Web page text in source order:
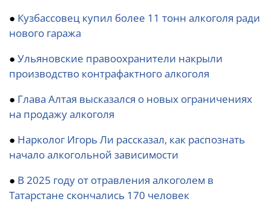
● Кузбассовец купил более 11 тонн алкоголя ради
нового гаража
● Ульяновские правоохранители накрыли
производство контрафактного алкоголя
● Глава Алтая высказался о новых ограничениях
на продажу алкоголя
● Нарколог Игорь Ли рассказал, как распознать
начало алкогольной зависимости
● В 2025 году от отравления алкоголем в
Татарстане скончались 170 человек